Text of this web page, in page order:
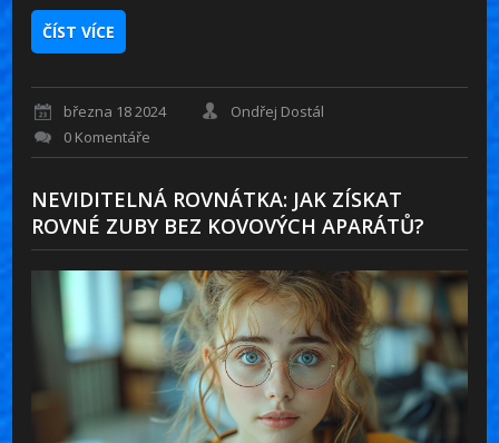
ČÍST VÍCE
března 18 2024
Ondřej Dostál
0 Komentáře
NEVIDITELNÁ ROVNÁTKA: JAK ZÍSKAT
ROVNÉ ZUBY BEZ KOVOVÝCH APARÁTŮ?